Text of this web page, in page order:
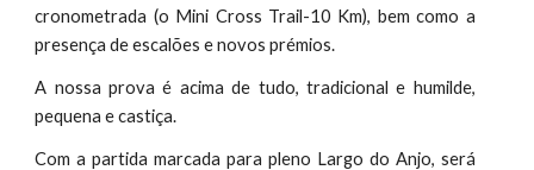
cronometrada (o Mini Cross Trail-10 Km), bem como a
presença de escalões e novos prémios.
A nossa prova é acima de tudo, tradicional e humilde,
pequena e castiça.
Com a partida marcada para pleno Largo do Anjo, será